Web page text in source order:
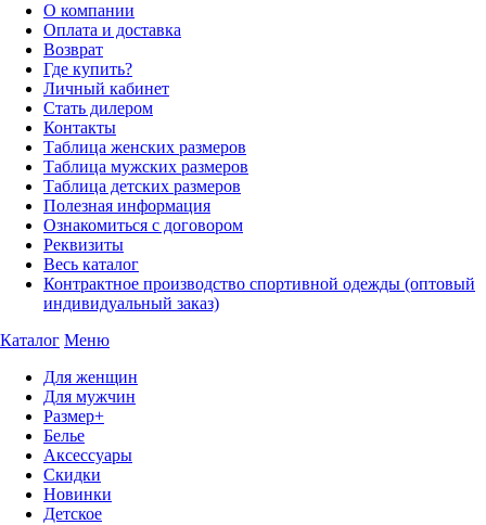
О компании
Оплата и доставка
Возврат
Где купить?
Личный кабинет
Стать дилером
Контакты
Таблица женских размеров
Таблица мужских размеров
Таблица детских размеров
Полезная информация
Ознакомиться с договором
Реквизиты
Весь каталог
Контрактное производство спортивной одежды (оптовый
индивидуальный заказ)
Каталог Меню
Для женщин
Для мужчин
Размер+
Белье
Аксессуары
Скидки
Новинки
Детское